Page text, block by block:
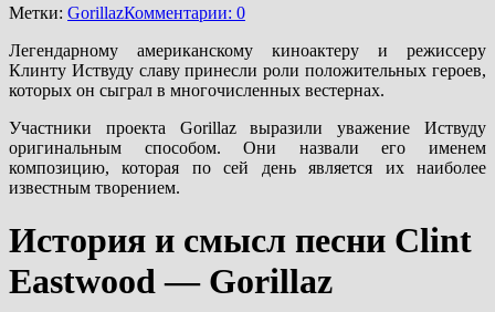
Метки: GorillazКомментарии: 0
Легендарному американскому киноактеру и режиссеру
Клинту Иствуду славу принесли роли положительных героев,
которых он сыграл в многочисленных вестернах.
Участники проекта Gorillaz выразили уважение Иствуду
оригинальным способом. Они назвали его именем
композицию, которая по сей день является их наиболее
известным творением.
История и смысл песни Clint
Eastwood — Gorillaz